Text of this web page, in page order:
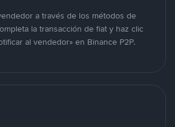
a través de los métodos de
la transacción de fiat y haz clic
al vendedor» en Binance P2P.